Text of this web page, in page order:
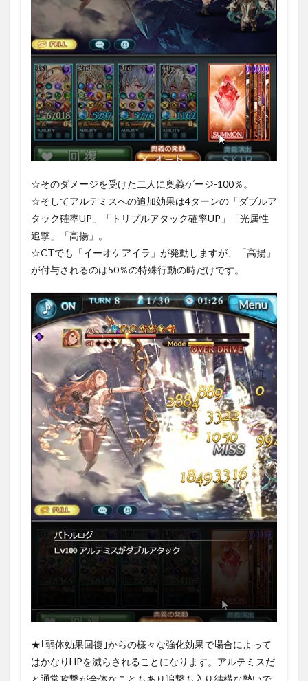
☆そのダメージを受けた二人に奥義ゲージ-100％。
☆そしてアルテミスへの追加効果は4ターンの「ダブルア
タック確率UP」「トリプルアタック確率UP」「光属性
追撃」「高揚」。
☆CTでも「イーオケアイラ」が発動しますが、「高揚」
が付与されるのは50％の特殊行動の時だけです。
★｢弱体効果回復｣からの様々な強化効果で場合によって
はかなりHPを減らされることになります。アルテミスだ
と通常攻撃が全体なこともあり追撃も入り結構な勢いで